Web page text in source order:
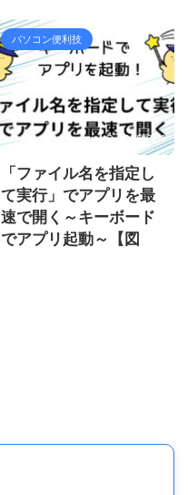
パソコン便利技
2025/3/11
「ファイル名を指定し
て実行」でアプリを最
速で開く～キーボード
でアプリ起動～【図